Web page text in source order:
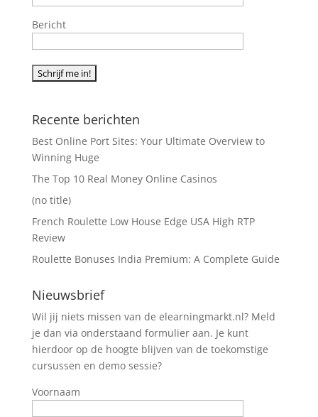
Bericht
Recente berichten
Best Online Port Sites: Your Ultimate Overview to
Winning Huge
The Top 10 Real Money Online Casinos
(no title)
French Roulette Low House Edge USA High RTP
Review
Roulette Bonuses India Premium: A Complete Guide
Nieuwsbrief
Wil jij niets missen van de elearningmarkt.nl? Meld
je dan via onderstaand formulier aan. Je kunt
hierdoor op de hoogte blijven van de toekomstige
cursussen en demo sessie?
Voornaam